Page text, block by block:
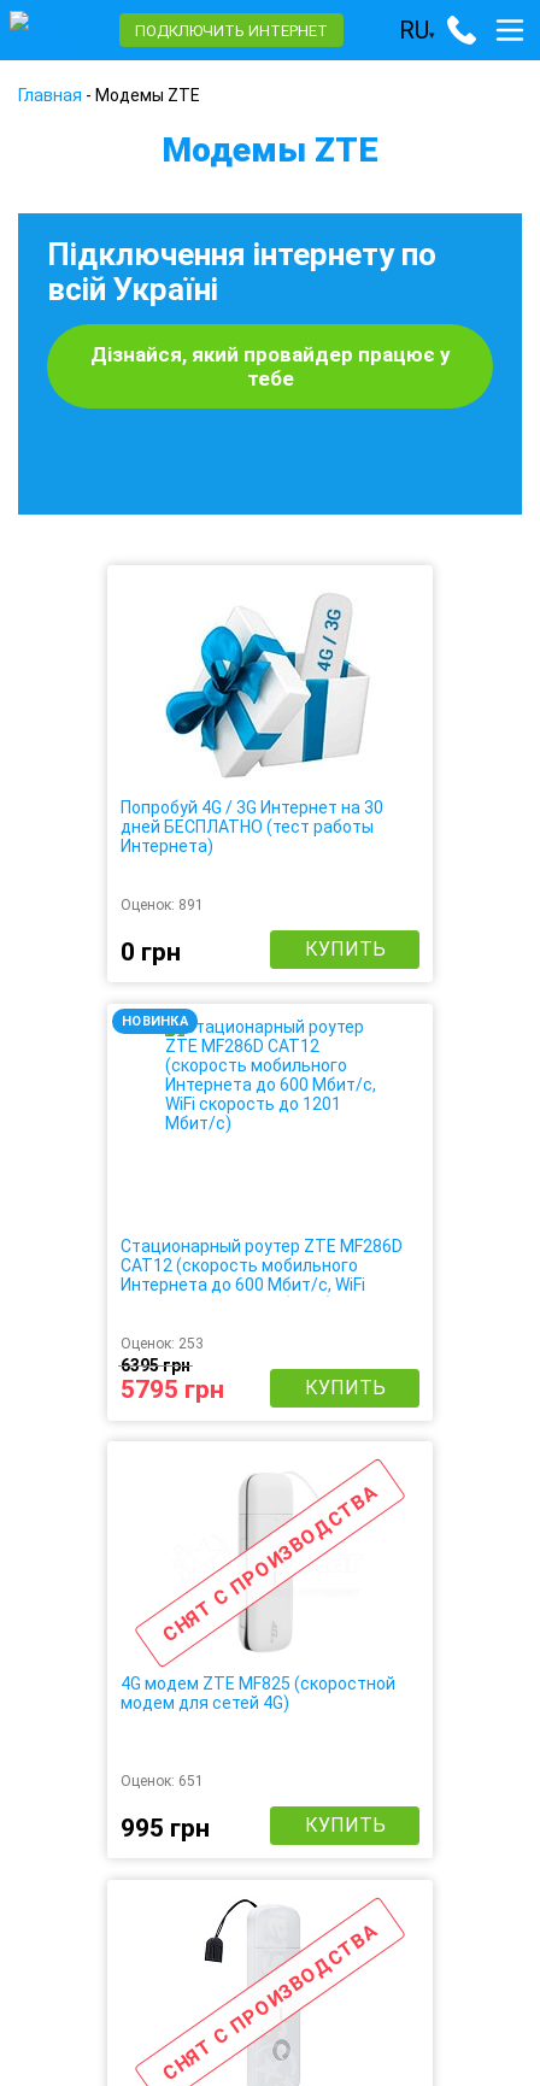
ПОДКЛЮЧИТЬ ИНТЕРНЕТ RU▾
Главная - Модемы ZTE
Модемы ZTE
Підключення інтернету по
всій Україні
Дізнайся, який провайдер працює у
тебе
Попробуй 4G / 3G Интернет на 30
дней БЕСПЛАТНО (тест работы
Интернета)
Оценок: 891
0 грн КУПИТЬ
НОВИНКА
Стационарный роутер ZTE MF286D
CAT12 (cкорость мобильного
Интернета до 600 Мбит/с, WiFi
скорость до 1201 Мбит/с)
Оценок: 253
6395 грн
5795 грн КУПИТЬ
СНЯТ С ПРОИЗВОДСТВА
4G модем ZTE MF825 (скоростной
модем для сетей 4G)
Оценок: 651
995 грн КУПИТЬ
СНЯТ С ПРОИЗВОДСТВА